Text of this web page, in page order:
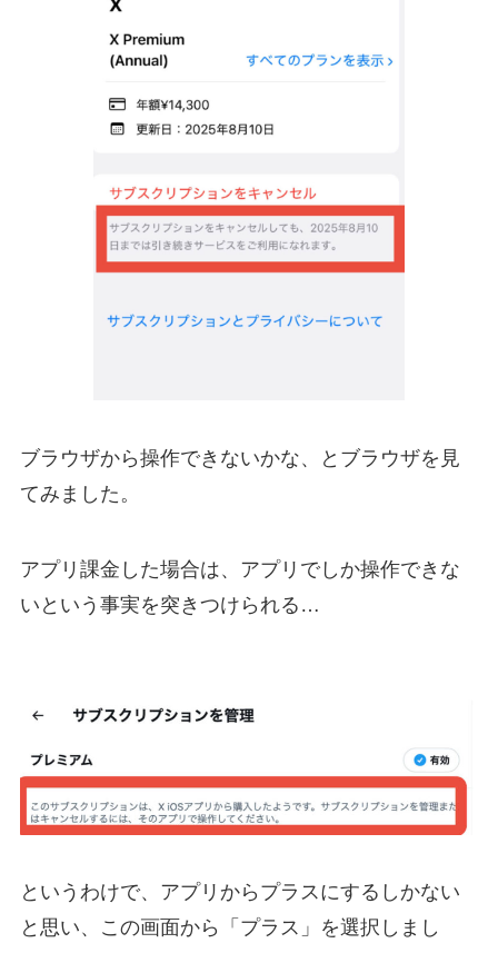
ブラウザから操作できないかな、とブラウザを見
てみました。
アプリ課金した場合は、アプリでしか操作できな
いという事実を突きつけられる…
というわけで、アプリからプラスにするしかない
と思い、この画面から「プラス」を選択しまし